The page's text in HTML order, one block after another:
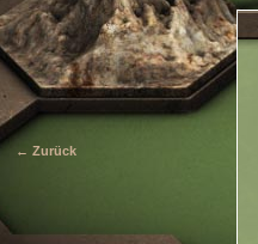
← Zurück